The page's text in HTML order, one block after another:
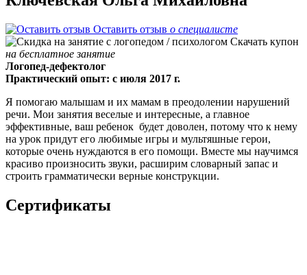
Оставить отзыв о специалисте
Скачать купон
на бесплатное занятие
Логопед-дефектолог
Практический опыт: с июля 2017 г.
Я помогаю малышам и их мамам в преодолении нарушений
речи. Мои занятия веселые и интересные, а главное
эффективные, ваш ребенок будет доволен, потому что к нему
на урок придут его любимые игры и мультяшные герои,
которые очень нуждаются в его помощи. Вместе мы научимся
красиво произносить звуки, расширим словарный запас и
строить грамматически верные конструкции.
Сертификаты